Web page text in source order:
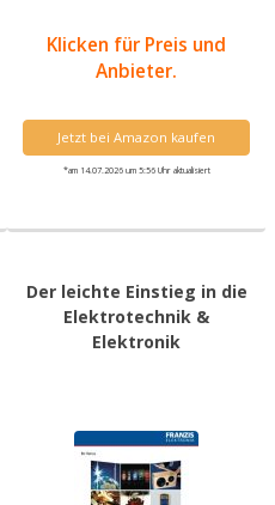
Klicken für Preis und
Anbieter.
Jetzt bei Amazon kaufen
*am 14.07.2026 um 5:56 Uhr aktualisiert
Der leichte Einstieg in die
Elektrotechnik &
Elektronik